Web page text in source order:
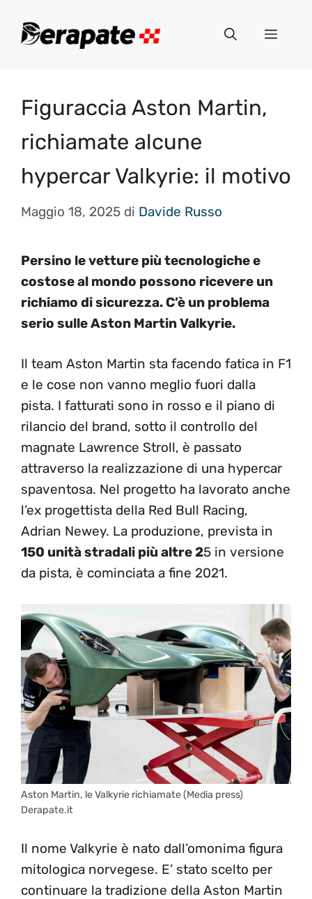
Menu
Figuraccia Aston Martin,
richiamate alcune
hypercar Valkyrie: il motivo
Maggio 18, 2025 di Davide Russo
Persino le vetture più tecnologiche e
costose al mondo possono ricevere un
richiamo di sicurezza. C’è un problema
serio sulle Aston Martin Valkyrie.
Il team Aston Martin sta facendo fatica in F1
e le cose non vanno meglio fuori dalla
pista. I fatturati sono in rosso e il piano di
rilancio del brand, sotto il controllo del
magnate Lawrence Stroll, è passato
attraverso la realizzazione di una hypercar
spaventosa. Nel progetto ha lavorato anche
l’ex progettista della Red Bull Racing,
Adrian Newey. La produzione, prevista in
150 unità stradali più altre 25 in versione
da pista, è cominciata a fine 2021.
Aston Martin, le Valkyrie richiamate (Media press)
Derapate.it
Il nome Valkyrie è nato dall’omonima figura
mitologica norvegese. E’ stato scelto per
continuare la tradizione della Aston Martin